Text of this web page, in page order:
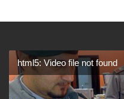
html5: Video file not found